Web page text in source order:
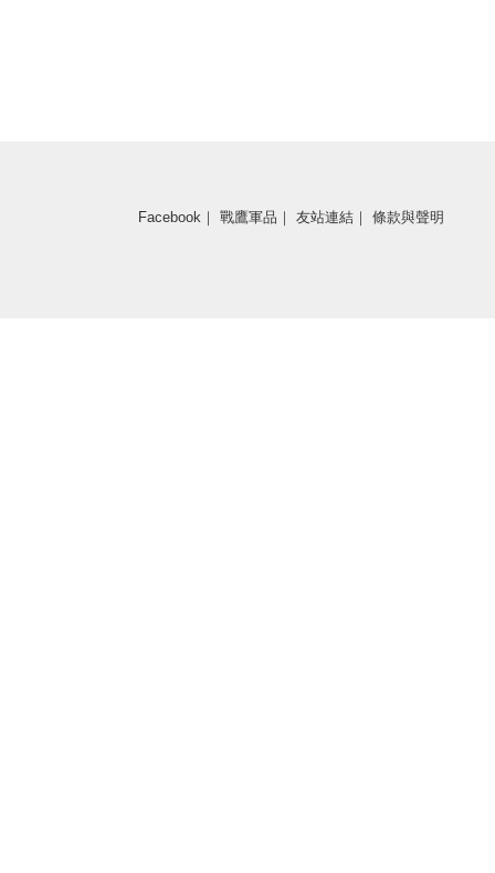
Facebook ｜ 戰鷹軍品 ｜ 友站連結 ｜ 條款與聲明